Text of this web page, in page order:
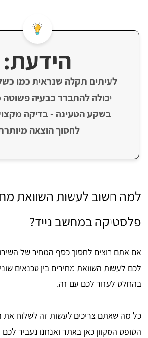
הידעת:
לעיתים תקלה שנראית כמו
יכולה להתברר כבעיה
בשקע הטעינה - בדיקה
לחסוך הוצאה
למה חשוב לעשות השוואת
פלסטיקה במחשב נייד?
אם אתם רוצים לחסוך כסף המחיר של
לכם לעשות השוואת מחירים בין טכנאים
בהחלט לעזור לכם עם זה.
כל מה שאתם צריכים לעשות זה לשלוח
הטופס המקוון כאן באתר ואנחנו נעביר